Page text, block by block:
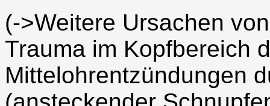
(->Weitere Ursachen
Trauma im Kopfbereich
Mittelohrentzündungen